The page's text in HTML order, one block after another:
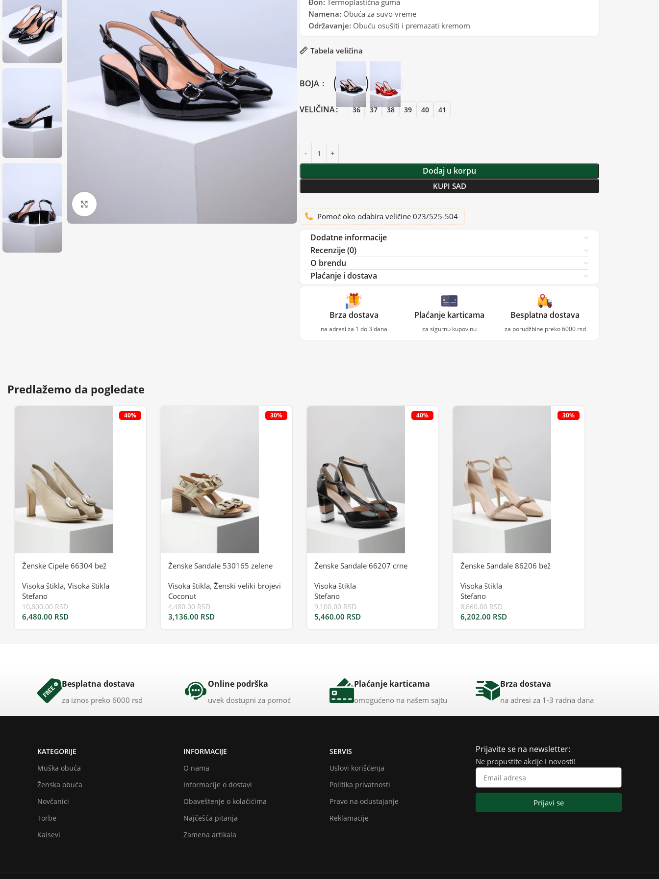
Đon: Termoplastična guma
Namena: Obuća za suvo vreme
Održavanje: Obuću osušiti i premazati kremom
Tabela veličina
BOJA
VELIČINA 36 37 38 39 40 41
Dodaj u korpu
KUPI SAD
Pomoć oko odabira veličine 023/525-504
Dodatne informacije
Recenzije (0)
O brendu
Plaćanje i dostava
Brza dostava
na adresi za 1 do 3 dana
Plaćanje karticama
za sigurnu kupovinu
Besplatna dostava
za porudžbine preko 6000 rsd
Predlažemo da pogledate
40%
Ženske Cipele 66304 bež
Visoka štikla, Visoka štikla
Stefano
10,800.00RSD
6,480.00 RSD
30%
Ženske Sandale 530165 zelene
Visoka štikla, Ženski veliki brojevi
Coconut
4,480.00RSD
3,136.00 RSD
40%
Ženske Sandale 66207 crne
Visoka štikla
Stefano
9,100.00RSD
5,460.00 RSD
30%
Ženske Sandale 86206 bež
Visoka štikla
Stefano
8,860.00RSD
6,202.00 RSD
Besplatna dostava
za iznos preko 6000 rsd
Online podrška
uvek dostupni za pomoć
Plaćanje karticama
omogućeno na našem sajtu
Brza dostava
na adresi za 1-3 radna dana
KATEGORIJE
Muška obuća
Ženska obuća
Novčanici
Torbe
Kaisevi
INFORMACIJE
O nama
Informacije o dostavi
Obaveštenje o kolačićima
Najčešća pitanja
Zamena artikala
SERVIS
Uslovi korišćenja
Politika privatnosti
Pravo na odustajanje
Reklamacije
Prijavite se na newsletter:
Ne propustite akcije i novosti!
Prijavi se